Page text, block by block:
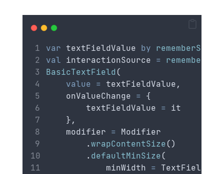
var textFieldValue by
val interactionSource = remember
BasicTextField (
value = textFieldValue,
    onValueChange
= {
        textFieldValue
= it
    },
    modifier
= Modifier
        .
wrapContentSize()
        .
defaultMinSize(
            minWidth
=